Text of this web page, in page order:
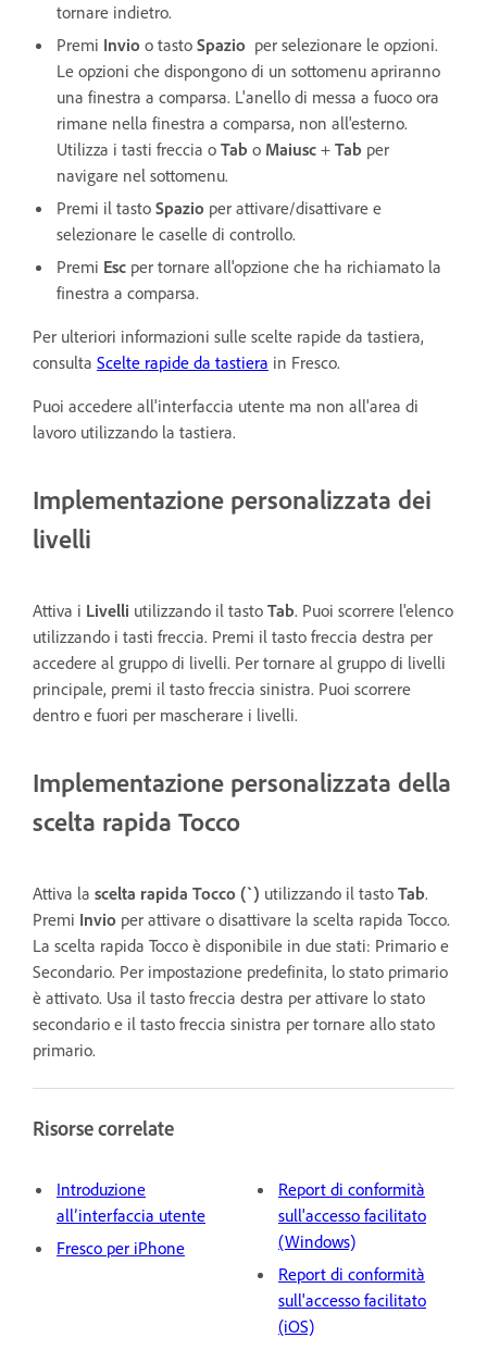
tornare indietro.
Premi Invio o tasto Spazio per selezionare le opzioni.
Le opzioni che dispongono di un sottomenu apriranno
una finestra a comparsa. L'anello di messa a fuoco ora
rimane nella finestra a comparsa, non all'esterno.
Utilizza i tasti freccia o Tab o Maiusc + Tab per
navigare nel sottomenu.
Premi il tasto Spazio per attivare/disattivare e
selezionare le caselle di controllo.
Premi Esc per tornare all'opzione che ha richiamato la
finestra a comparsa.
Per ulteriori informazioni sulle scelte rapide da tastiera,
consulta Scelte rapide da tastiera in Fresco.
Puoi accedere all'interfaccia utente ma non all'area di
lavoro utilizzando la tastiera.
Implementazione personalizzata dei
livelli
Attiva i Livelli utilizzando il tasto Tab. Puoi scorrere l'elenco
utilizzando i tasti freccia. Premi il tasto freccia destra per
accedere al gruppo di livelli. Per tornare al gruppo di livelli
principale, premi il tasto freccia sinistra. Puoi scorrere
dentro e fuori per mascherare i livelli.
Implementazione personalizzata della
scelta rapida Tocco
Attiva la scelta rapida Tocco (`) utilizzando il tasto Tab.
Premi Invio per attivare o disattivare la scelta rapida Tocco.
La scelta rapida Tocco è disponibile in due stati: Primario e
Secondario. Per impostazione predefinita, lo stato primario
è attivato. Usa il tasto freccia destra per attivare lo stato
secondario e il tasto freccia sinistra per tornare allo stato
primario.
Risorse correlate
Introduzione
all’interfaccia utente
Fresco per iPhone
Report di conformità
sull'accesso facilitato
(Windows)
Report di conformità
sull'accesso facilitato
(iOS)